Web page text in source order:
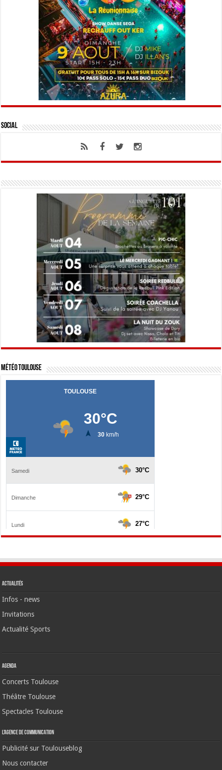
Social
Météo Toulouse
Actualités
Infos - news
Invitations
Actualité Sports
Agenda
Concerts Toulouse
Théâtre Toulouse
Spectacles Toulouse
L’agence de communication
Publicité sur Toulouseblog
Nous contacter